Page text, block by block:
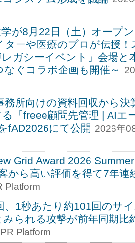
が8月22日（土）オープ
ーや医療のプロが伝授！
レガシーイベント」会場と
ぐコラボ企画も開催～
務所向けの資料回収から決
「freee顧問先管理 | AIエ
fAD2026にて公開 2026年
Grid Award 2026
から高い評価を得て7年連
Platform
、1秒あたり約101回のサ
られる攻撃が前年同期比
Platform